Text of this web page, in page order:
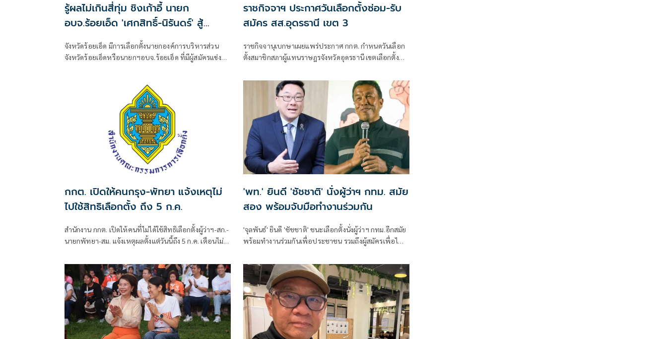
รู้ผลไม่เกินสี่ทุ่ม ชิงเก้าอี้ นายก
อบจ.ร้อยเอ็ด 'เศกสิทธิ์-นิรันดร์' สู้
กันเอง หลังพรรคเขียวหลีกทาง
จังหวัดร้อยเอ็ด มีการเลือกตั้งนายกองค์การบริหารส่วน
จังหวัดร้อยเอ็ดหรือนายกฯอบจ.ร้อยเอ็ด ที่มีผู้สมัครแข่งขัน
ราชกิจจาฯ ประกาศวันเลือกตั้งซ่อม-รับ
สมัคร สส.อุดรธานี เขต 3
ราชกิจจานุเบกษาเผยแพร่ประกาศ กกต. กำหนดวันเลือก
ตั้งสมาชิกสภาผู้แทนราษฎรจังหวัดอุดรธานี เขตเลือกตั้งที่
กกต. เปิดให้คนกรุง-พัทยา แจ้งเหตุไม่
ไปใช้สิทธิเลือกตั้ง ถึง 5 ก.ค.
สำนักงาน กกต. เปิดให้คนที่ไม่ได้ใช้สิทธิเลือกตั้งผู้ว่าฯ-สก.-
นายกพัทยา-สม. แจ้งเหตุผลตั้งแต่วันนี้ถึง 5 ก.ค. เตือนไม่
'พท.' ยินดี 'ชัชชาติ' นั่งผู้ว่าฯ กทม. สมัย
สอง พร้อมจับมือทำงานร่วมกัน
'จุลพันธ์' ยินดี 'ชัชชาติ' ชนะเลือกตั้งนั่งผู้ว่าฯ กทม.อีกสมัย
พร้อมทำงานร่วมกันเพื่อประชาชน รวมถึงผู้สมัครเพื่อไทย